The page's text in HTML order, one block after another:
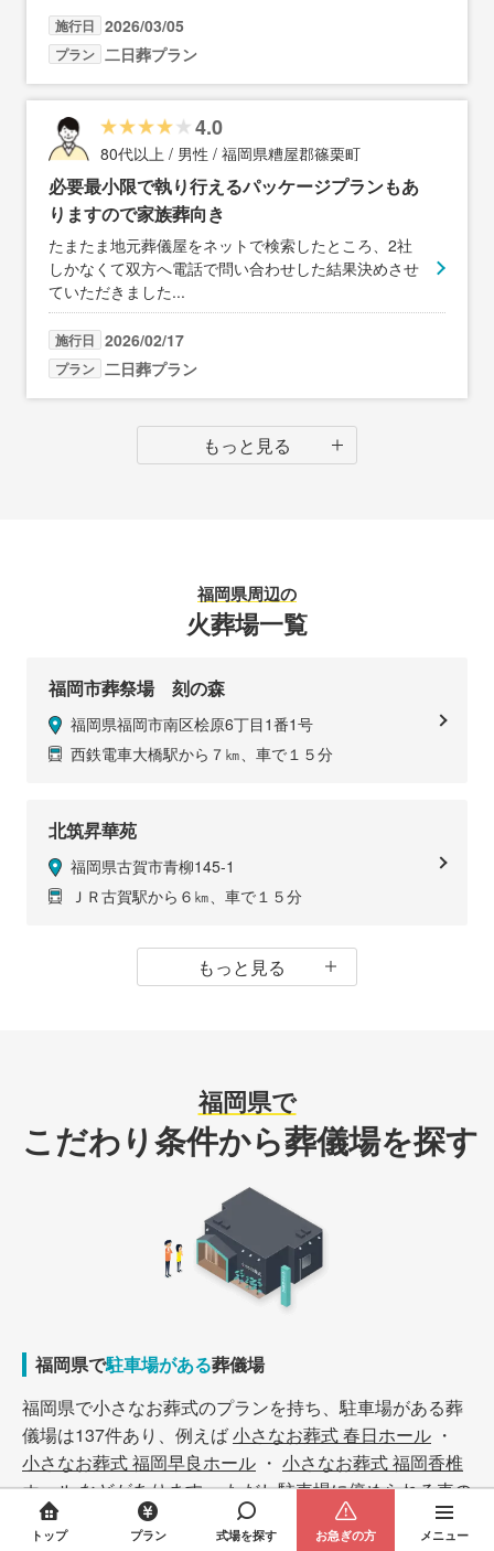
施行日 2026/03/05
プラン 二日葬プラン
4.0
80代以上 / 男性 / 福岡県糟屋郡篠栗町
必要最小限で執り行えるパッケージプランもあ
りますので家族葬向き
たまたま地元葬儀屋をネットで検索したところ、2社
しかなくて双方へ電話で問い合わせした結果決めさせ
ていただきました...
施行日 2026/02/17
プラン 二日葬プラン
もっと見る
福岡県周辺の
火葬場一覧
福岡市葬祭場 刻の森
福岡県福岡市南区桧原6丁目1番1号
西鉄電車大橋駅から７㎞、車で１５分
北筑昇華苑
福岡県古賀市青柳145-1
ＪＲ古賀駅から６㎞、車で１５分
もっと見る
福岡県で
こだわり条件から葬儀場を探す
福岡県で駐車場がある葬儀場
福岡県で小さなお葬式のプランを持ち、駐車場がある葬
儀場は137件あり、例えば小さなお葬式 春日ホール ・
小さなお葬式 福岡早良ホール ・ 小さなお葬式 福岡香椎
ホールなどがあります。 ただし駐車場に停められる車の
台数はそれぞれの葬儀場によって異なるため、事前に必
要な駐車場スペースとその葬儀場が用意している駐車台
トップ プラン 式場を探す お急ぎの方 メニュー